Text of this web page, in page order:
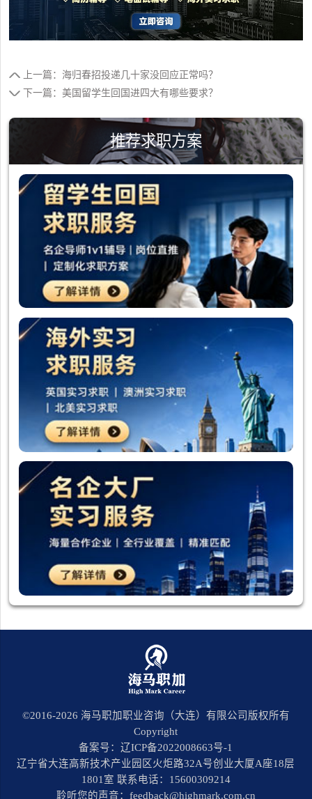
上一篇：海归春招投递几十家没回应正常吗？
下一篇：美国留学生回国进四大有哪些要求？
推荐求职方案
©2016-2026 海马职加职业咨询（大连）有限公司版权所有
Copyright
备案号：辽ICP备2022008663号-1
辽宁省大连高新技术产业园区火炬路32A号创业大厦A座18层
1801室 联系电话：15600309214
聆听您的声音：feedback@highmark.com.cn